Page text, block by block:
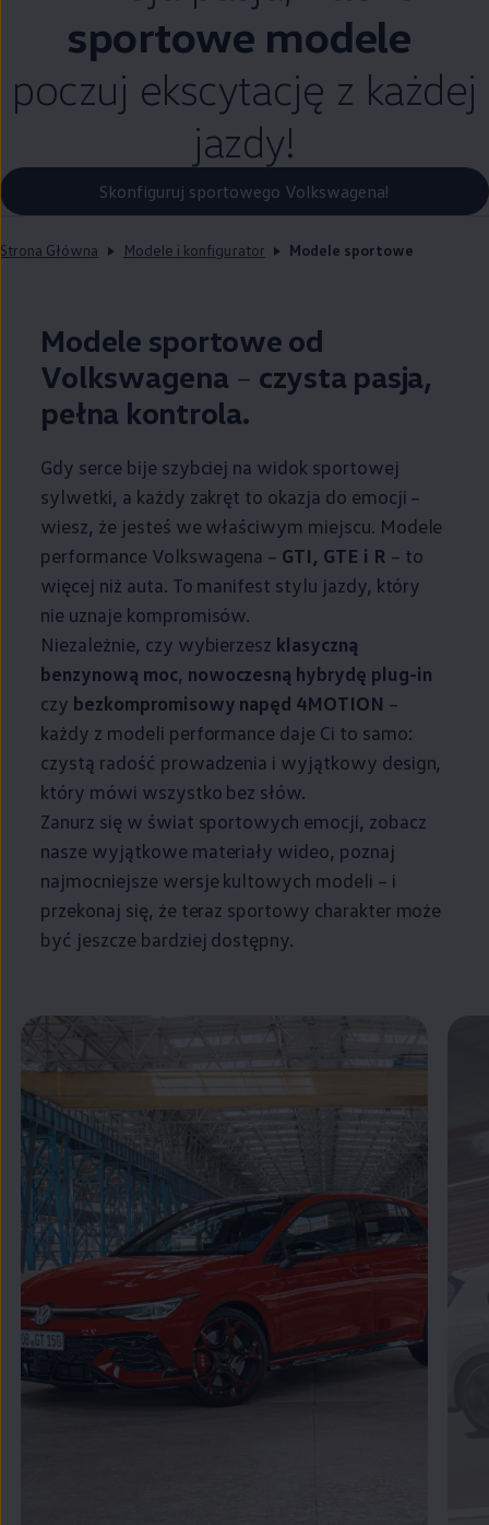
sportowe modele
poczuj ekscytację z każdej
jazdy!
Skonfiguruj sportowego Volkswagena!
Strona Główna Modele i konfigurator Modele sportowe
Modele sportowe od
Volkswagena – czysta pasja,
pełna kontrola.
Gdy serce bije szybciej na widok sportowej
sylwetki, a każdy zakręt to okazja do emocji –
wiesz, że jesteś we właściwym miejscu. Modele
performance Volkswagena – GTI, GTE i R – to
więcej niż auta. To manifest stylu jazdy, który
nie uznaje kompromisów.
Niezależnie, czy wybierzesz klasyczną
benzynową moc, nowoczesną hybrydę plug-in
czy bezkompromisowy napęd 4MOTION –
każdy z modeli performance daje Ci to samo:
czystą radość prowadzenia i wyjątkowy design,
który mówi wszystko bez słów.
Zanurz się w świat sportowych emocji, zobacz
nasze wyjątkowe materiały wideo, poznaj
najmocniejsze wersje kultowych modeli – i
przekonaj się, że teraz sportowy charakter może
być jeszcze bardziej dostępny.
Zamknij widok pełnoekranowy